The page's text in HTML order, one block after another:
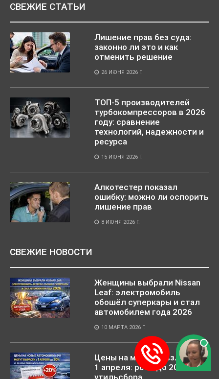
СВЕЖИЕ СТАТЬИ
Лишение прав без суда:
законно ли это и как
отменить решение
26 ИЮНЯ 2026 Г.
ТОП-5 производителей
турбокомпрессоров в 2026
году: сравнение
технологий, надежности и
ресурса
15 ИЮНЯ 2026 Г.
Алкотестер показал
ошибку: можно ли оспорить
лишение прав
8 ИЮНЯ 2026 Г.
СВЕЖИЕ НОВОСТИ
Женщины выбрали Nissan
Leaf: электромобиль
обошёл суперкары и стал
автомобилем года 2026
10 МАРТА 2026 Г.
Цены на машины взлетят с
1 апреля: рост до 20% из-за
утильсбора